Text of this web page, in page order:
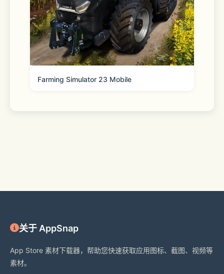
Farming Simulator 23 Mobile
关于 AppSnap
App Store 素材下载器，帮助您快速获取应用图标、截图、视频等
素材。